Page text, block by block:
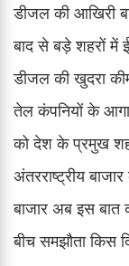
डीजल की आखिरी
बाद से बड़े शहरों में
डीजल की खुदरा
तेल कंपनियों के
को देश के प्रमुख
अंतरराष्ट्रीय
बाजार अब इस
बीच समझौता किस